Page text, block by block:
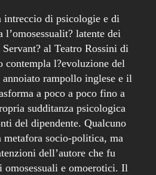
intreccio di psicologie e di
latente dei
al Teatro Rossini di
l?evoluzione del
rampollo inglese e il
a poco a poco fino a
sudditanza psicologica
del dipendente. Qualcuno
metafora socio-politica, ma
dell’autore che fu
omosessuali e omoerotici. Il